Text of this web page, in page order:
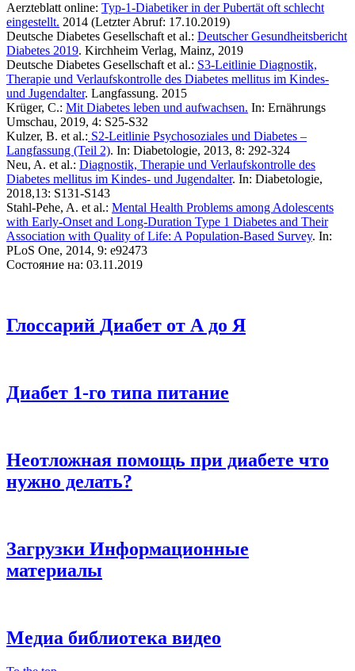
Aerzteblatt online: Typ-1-Diabetiker in der Pubertät oft schlecht
eingestellt. 2014 (Letzter Abruf: 17.10.2019)
Deutsche Diabetes Gesellschaft et al.: Deutscher Gesundheitsbericht
Diabetes 2019. Kirchheim Verlag, Mainz, 2019
Deutsche Diabetes Gesellschaft et al.: S3-Leitlinie Diagnostik,
Therapie und Verlaufskontrolle des Diabetes mellitus im Kindes-
und Jugendalter. Langfassung. 2015
Krüger, C.: Mit Diabetes leben und aufwachsen. In: Ernährungs
Umschau, 2019, 4: S25-S32
Kulzer, B. et al.: S2-Leitlinie Psychosoziales und Diabetes –
Langfassung (Teil 2). In: Diabetologie, 2013, 8: 292-324
Neu, A. et al.: Diagnostik, Therapie und Verlaufskontrolle des
Diabetes mellitus im Kindes- und Jugendalter. In: Diabetologie,
2018,13: S131-S143
Stahl-Pehe, A. et al.: Mental Health Problems among Adolescents
with Early-Onset and Long-Duration Type 1 Diabetes and Their
Association with Quality of Life: A Population-Based Survey. In:
PLoS One, 2014, 9: e92473
Состояние на: 03.11.2019
Глоссарий Диабет от А до Я
Диабет 1-го типа питание
Неотложная помощь при диабете что
нужно делать?
Загрузки Информационные
материалы
Медиа библиотека видео